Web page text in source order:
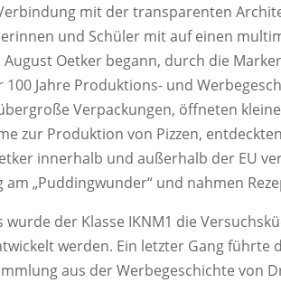
mit der transparenten
und Schüler mit auf einen
August Oetker begann, durch die
100 Jahre Produktions- und
Verpackungen, öffneten
zur Produktion von Pizzen,
innerhalb und außerhalb der EU
am „Puddingwunder“ und nahmen
der Klasse IKNM1 die
werden. Ein letzter Gang führte
aus der Werbegeschichte von